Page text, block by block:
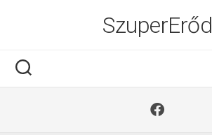
SzuperErőd